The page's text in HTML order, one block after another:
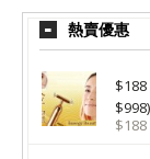
熱賣優惠
$998)
$188